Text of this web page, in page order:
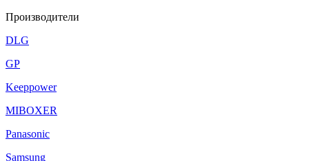
Производители
DLG
GP
Keeppower
MIBOXER
Panasonic
Samsung